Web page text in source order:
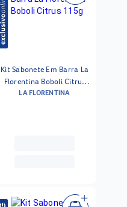
Kit Sabonete Em Barra La
Florentina Boboli Citrus
115g
LA FLORENTINA